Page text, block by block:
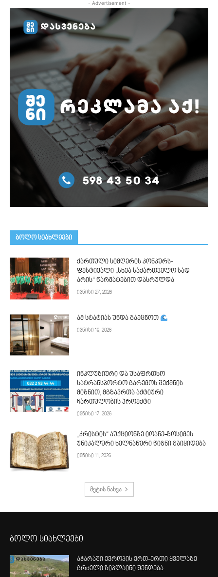
- Advertisement -
ᲑᲝᲚᲝ ᲡᲘᲐᲮᲚᲔᲔᲑᲘ
ქართული სიმღერის კონკურს-
ფესტივალი „სხვა საქართველო სად
არის“ წარმატებით დასრულდა
ივნისი 27, 2026
ამ სტატიას უნდა გაეცნოთ
ივნისი 19, 2026
ინკლუზიური და უსაფრთხო
სატრანსპორტო გარემოს შექმნის
მიზნით, მგზავრთა აქტიური
ჩართულობის პროექტი
ივნისი 17, 2026
„კრისტის“ აუქციონზე იოანე-ზოსიმეს
უნიკალური ხელნაწერი წიგნი გაიყიდება
ივნისი 11, 2026
მეტის ნახვა
ბოლო სიახლეები
აჭარაში ევროპის ერთ-ერთი ყველაზე
გრძელი ზიპლაინი შენდება